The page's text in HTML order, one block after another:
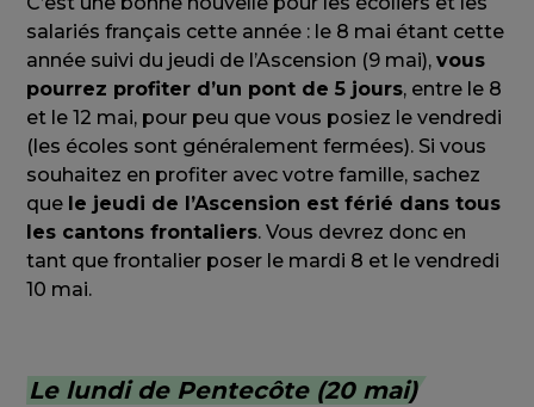
salariés français cette année : le 8 mai étant cette
année suivi du jeudi de l’Ascension (9 mai),vous
pourrez profiter d’un pont de 5 jours, entre le 8
et le 12 mai, pour peu que vous posiez le vendredi
(les écoles sont généralement fermées). Si vous
souhaitez en profiter avec votre famille, sachez
que le jeudi de l’Ascension est férié dans tous
les cantons frontaliers. Vous devrez donc en
tant que frontalier poser le mardi 8 et le vendredi
10 mai.
Le lundi de Pentecôte (20 mai)